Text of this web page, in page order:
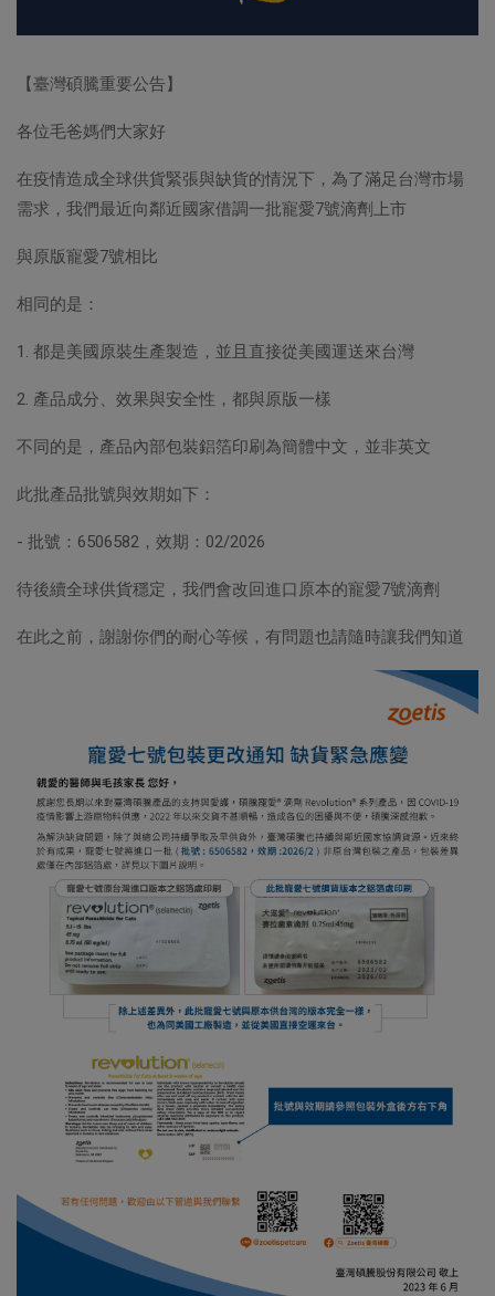
【臺灣碩騰重要公告】
各位毛爸媽們大家好
在疫情造成全球供貨緊張與缺貨的情況下，為了滿足台灣市場
需求，我們最近向鄰近國家借調一批寵愛7號滴劑上市
與原版寵愛7號相比
相同的是：
1. 都是美國原裝生產製造，並且直接從美國運送來台灣
2. 產品成分、效果與安全性，都與原版一樣
不同的是，產品內部包裝鋁箔印刷為簡體中文，並非英文
此批產品批號與效期如下：
- 批號：6506582，效期：02/2026
待後續全球供貨穩定，我們會改回進口原本的寵愛7號滴劑
在此之前，謝謝你們的耐心等候，有問題也請隨時讓我們知道